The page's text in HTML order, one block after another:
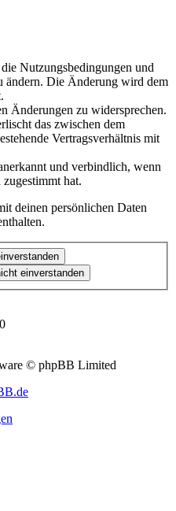
Nutzungsbedingungen und
ändern. Die Änderung wird dem
Änderungen zu widersprechen.
das zwischen dem
Vertragsverhältnis mit
und verbindlich, wenn
hat.
deinen persönlichen Daten
© phpBB Limited